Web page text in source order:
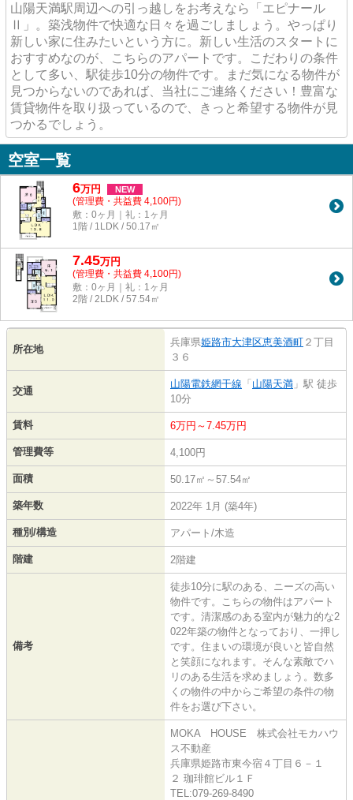
山陽天満駅周辺への引っ越しをお考えなら「エピナール
Ⅱ」。築浅物件で快適な日々を過ごしましょう。やっぱり
新しい家に住みたいという方に。新しい生活のスタートに
おすすめなのが、こちらのアパートです。こだわりの条件
として多い、駅徒歩10分の物件です。まだ気になる物件が
見つからないのであれば、当社にご連絡ください！豊富な
賃貸物件を取り扱っているので、きっと希望する物件が見
つかるでしょう。
空室一覧
6万円 NEW
(管理費・共益費 4,100円)
敷：0ヶ月｜礼：1ヶ月
1階 / 1LDK / 50.17㎡
7.45万円
(管理費・共益費 4,100円)
敷：0ヶ月｜礼：1ヶ月
2階 / 2LDK / 57.54㎡
所在地
兵庫県姫路市大津区恵美酒町 ２丁目
３６
交通
山陽電鉄網干線 「 山陽天満 」駅 徒歩
10分
賃料 6万円～7.45万円
管理費等 4,100円
面積 50.17㎡～57.54㎡
築年数 2022年 1月 (築4年)
種別/構造 アパート/木造
階建 2階建
備考
徒歩10分に駅のある、ニーズの高い
物件です。こちらの物件はアパート
です。清潔感のある室内が魅力的な2
022年築の物件となっており、一押し
です。住まいの環境が良いと皆自然
と笑顔になれます。そんな素敵でハ
リのある生活を求めましょう。数多
くの物件の中からご希望の条件の物
件をお選び下さい。
MOKA HOUSE 株式会社モカハウ
ス不動産
兵庫県姫路市東今宿４丁目６－１
２ 珈琲館ビル１Ｆ
TEL:079-269-8490